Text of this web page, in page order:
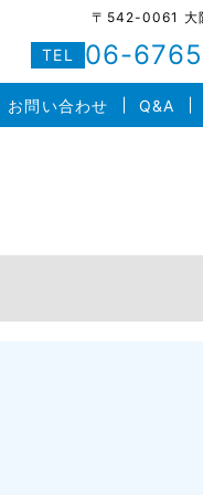
お問い合わせ Q&A
〒542-0061 大
TEL 06-